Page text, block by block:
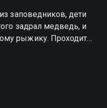
заповедников, дети
задрал медведь, и
рыжику. Проходит
браконьер, и